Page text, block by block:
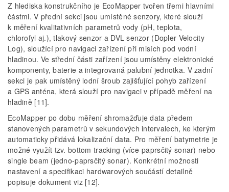
Z hlediska konstrukčního je EcoMapper tvořen třemi hlavními
částmi. V přední sekci jsou umístěné senzory, které slouží
k měření kvalitativních parametrů vody (pH, teplota,
chlorofyl aj.), tlakový senzor a DVL senzor (Dopler Velocity
Log), sloužící pro navigaci zařízení při misích pod vodní
hladinou. Ve střední části zařízení jsou umístěny elektronické
komponenty, baterie a integrovaná palubní jednotka. V zadní
sekci je pak umístěný lodní šroub zajišťující pohyb zařízení
a GPS anténa, která slouží pro navigaci v případě měření na
hladině [11].
EcoMapper po dobu měření shromažďuje data předem
stanovených parametrů v sekundových intervalech, ke kterým
automaticky přidává lokalizační data. Pro měření batymetrie je
možné využít tzv. bottom tracking (více-paprsčitý sonar) nebo
single beam (jedno-paprsčitý sonar). Konkrétní možnosti
nastavení a specifikaci hardwarových součástí detailně
popisuje dokument viz [12].